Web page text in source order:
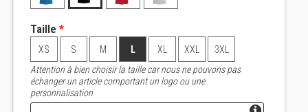
Taille *
XS S M L XL XXL
3XL
Attention à bien choisir la taille car nous ne pouvons pas
échanger un article comportant un logo ou une
personnalisation